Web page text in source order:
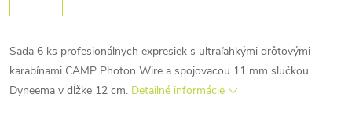
Sada 6 ks profesionálnych expresiek s ultraľahkými drôtovými
karabínami CAMP Photon Wire a spojovacou 11 mm slučkou
Dyneema v dĺžke 12 cm. Detailné informácie